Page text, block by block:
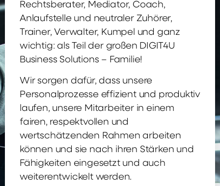
Rechtsberater, Mediator, Coach,
Anlaufstelle und neutraler Zuhörer,
Trainer, Verwalter, Kumpel und ganz
wichtig: als Teil der großen DIGIT4U
Business Solutions – Familie!
Wir sorgen dafür, dass unsere
Personalprozesse effizient und produktiv
laufen, unsere Mitarbeiter in einem
fairen, respektvollen und
wertschätzenden Rahmen arbeiten
können und sie nach ihren Stärken und
Fähigkeiten eingesetzt und auch
weiterentwickelt werden.